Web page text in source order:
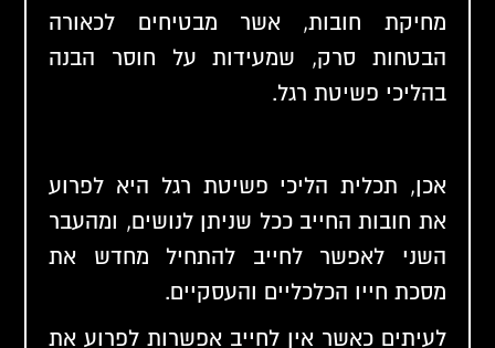
מחיקת חובות, אשר מבטיחים לכאורה
הבטחות סרק, שמעידות על חוסר הבנה
בהליכי פשיטת רגל.
אכן, תכלית הליכי פשיטת רגל היא לפרוע
את חובות החייב ככל שניתן לנושים, ומהעבר
השני לאפשר לחייב להתחיל מחדש את
מסכת חייו הכלכליים והעסקיים.
לעיתים כאשר אין לחייב אפשרות לפרוע את